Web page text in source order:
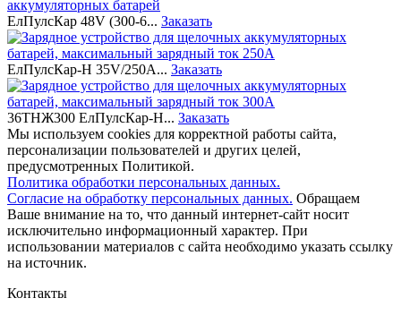
ЕлПулсКар 48V (300-6... Заказать
ЕлПулсКар-Н 35V/250A... Заказать
36ТНЖ300 ЕлПулсКар-Н... Заказать
Мы используем cookies для корректной работы сайта,
персонализации пользователей и других целей,
предусмотренных Политикой.
Политика обработки персональных данных.
Согласие на обработку персональных данных. Обращаем
Ваше внимание на то, что данный интернет-сайт носит
исключительно информационный характер. При
использовании материалов c сайта необходимо указать ссылку
на источник.
Контакты